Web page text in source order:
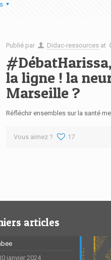
Publié par Didac-ressources at
la ligne ! la
Marseille ?
Réfléchir ensembles sur la santé
Vous aimez ? 17
articles
janvier 2024